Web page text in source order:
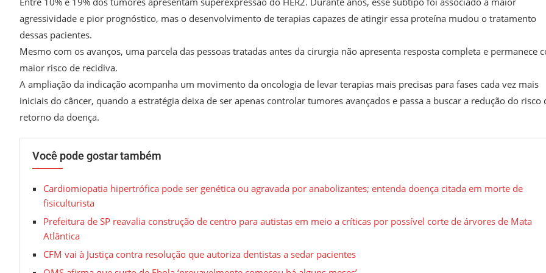
agressividade e pior prognóstico, mas o desenvolvimento de terapias capazes de atingir essa proteína mudou o tratamento
dessas pacientes.
Mesmo com os avanços, uma parcela das pessoas tratadas antes da cirurgia não apresenta resposta completa e permanece
maior risco de recidiva.
A ampliação da indicação acompanha um movimento da oncologia de levar terapias mais precisas para fases cada vez mais
iniciais do câncer, quando a estratégia deixa de ser apenas controlar tumores avançados e passa a buscar a redução do risco
retorno da doença.
Você pode gostar também
Cardiomiopatia hipertrófica pode ser genética ou agravada por anabolizantes; entenda doença citada em morte de
fisiculturista
Prefeitura de SP reavalia construção de centro para autistas em meio a críticas por possível corte de árvores de Mata
Atlântica
CFM vai à Justiça contra resolução que autoriza dentistas a sedar pacientes